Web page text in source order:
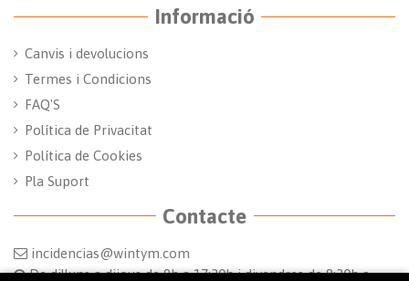
Informació
Canvis i devolucions
Termes i Condicions
FAQ'S
Política de Privacitat
Política de Cookies
Pla Suport
Contacte
incidencias@wintym.com
De dilluns a dijous de 9h a 17:30h i divendres de 8:30h a